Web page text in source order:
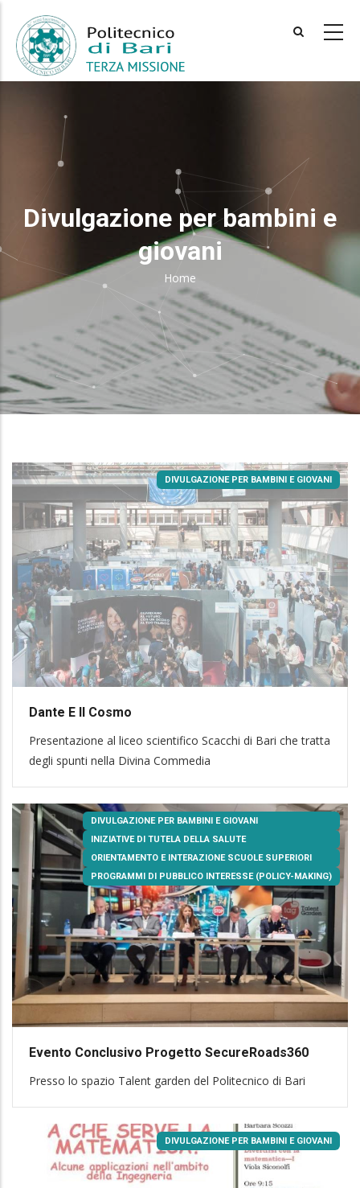
main
content
Divulgazione per bambini e
giovani
Breadcrumb
Home
DIVULGAZIONE PER BAMBINI E GIOVANI
Dante E Il Cosmo
Presentazione al liceo scientifico Scacchi di Bari che tratta
degli spunti nella Divina Commedia
DIVULGAZIONE PER BAMBINI E GIOVANI
INIZIATIVE DI TUTELA DELLA SALUTE
ORIENTAMENTO E INTERAZIONE SCUOLE SUPERIORI
PROGRAMMI DI PUBBLICO INTERESSE (POLICY-MAKING)
Evento Conclusivo Progetto SecureRoads360
Presso lo spazio Talent garden del Politecnico di Bari
DIVULGAZIONE PER BAMBINI E GIOVANI